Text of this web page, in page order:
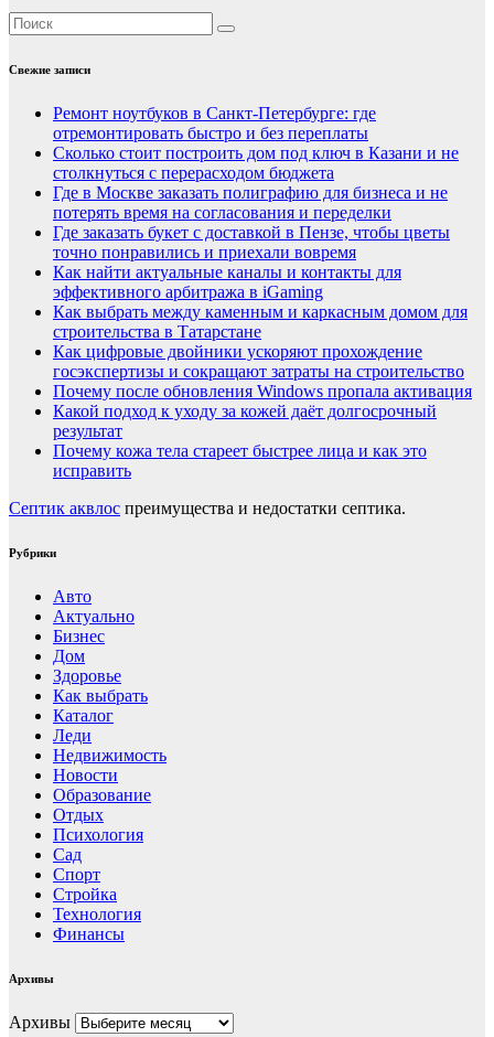
Свежие записи
Ремонт ноутбуков в Санкт-Петербурге: где
отремонтировать быстро и без переплаты
Сколько стоит построить дом под ключ в Казани и не
столкнуться с перерасходом бюджета
Где в Москве заказать полиграфию для бизнеса и не
потерять время на согласования и переделки
Где заказать букет с доставкой в Пензе, чтобы цветы
точно понравились и приехали вовремя
Как найти актуальные каналы и контакты для
эффективного арбитража в iGaming
Как выбрать между каменным и каркасным домом для
строительства в Татарстане
Как цифровые двойники ускоряют прохождение
госэкспертизы и сокращают затраты на строительство
Почему после обновления Windows пропала активация
Какой подход к уходу за кожей даёт долгосрочный
результат
Почему кожа тела стареет быстрее лица и как это
исправить
Септик аквлос преимущества и недостатки септика.
Рубрики
Авто
Актуально
Бизнес
Дом
Здоровье
Как выбрать
Каталог
Леди
Недвижимость
Новости
Образование
Отдых
Психология
Сад
Спорт
Стройка
Технология
Финансы
Архивы
Архивы